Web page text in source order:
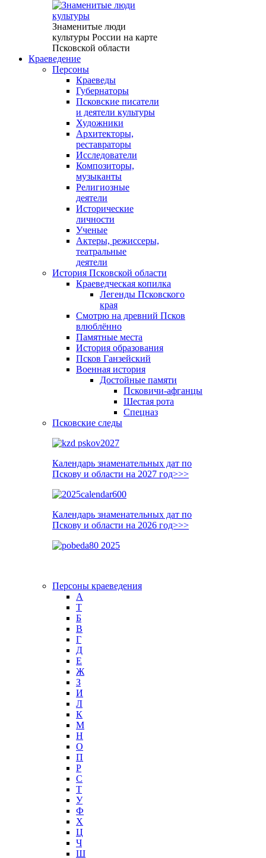
Знаменитые люди
культуры России на карте
Псковской области
Краеведение
Персоны
Краеведы
Губернаторы
Псковские писатели
и деятели культуры
Художники
Архитекторы,
реставраторы
Исследователи
Композиторы,
музыканты
Религиозные
деятели
Исторические
личности
Ученые
Актеры, режиссеры,
театральные
деятели
История Псковской области
Краеведческая копилка
Легенды Псковского
края
Смотрю на древний Псков
влюблённо
Памятные места
История образования
Псков Ганзейский
Военная история
Достойные памяти
Псковичи-афганцы
Шестая рота
Спецназ
Псковские следы
Календарь знаменательных дат по
Пскову и области на 2027 год>>>
Календарь знаменательных дат по
Пскову и области на 2026 год>>>
Персоны краеведения
А
T
Б
В
Г
Д
Е
Ж
З
И
Л
К
М
Н
О
П
Р
С
Т
У
Ф
Х
Ц
Ч
Ш